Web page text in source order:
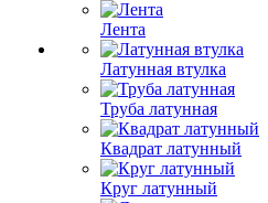
Лента
Латунная втулка
Труба латунная
Квадрат латунный
Круг латунный